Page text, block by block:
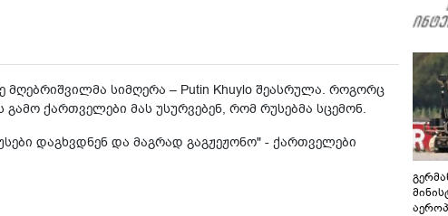
სიმღერა – Putin Khuylo შეასრულა. როგორც
ქართველები მას უსურვებენ, რომ რუსებმა სცემონ.
დაგხვდნენ და მაგრად გაგჟეჟონო" - ქართველები